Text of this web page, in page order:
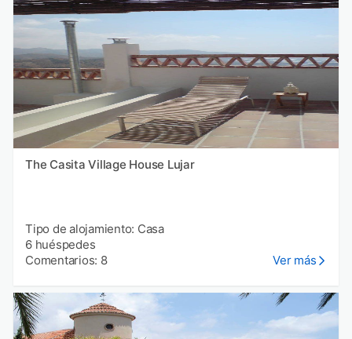
The Casita Village House Lujar
Tipo de alojamiento: Casa
6 huéspedes
Comentarios: 8
Ver más